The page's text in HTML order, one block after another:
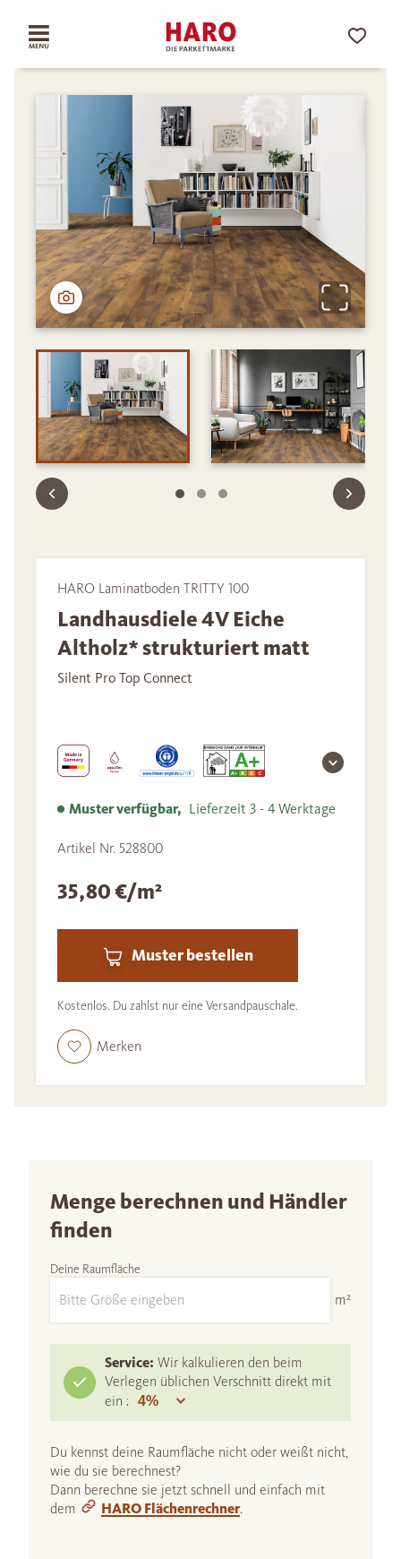
HARO Laminatboden TRITTY 100
Landhausdiele 4V Eiche
Altholz* strukturiert matt
Silent Pro Top Connect
Muster verfügbar, Lieferzeit 3 - 4 Werktage
Artikel Nr. 528800
35,80 €/m²
Muster bestellen
Kostenlos. Du zahlst nur eine Versandpauschale.
Merken
Menge berechnen und Händler
finden
Deine Raumfläche
m²
Service: Wir kalkulieren den beim
Verlegen üblichen Verschnitt direkt mit
ein :
Du kennst deine Raumfläche nicht oder weißt nicht,
wie du sie berechnest?
Dann berechne sie jetzt schnell und einfach mit
dem
HARO Flächenrechner.